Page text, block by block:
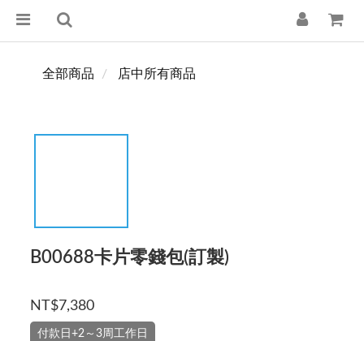
全部商品 店中所有商品
B00688卡片零錢包(訂製)
NT$7,380
付款日+2～3周工作日